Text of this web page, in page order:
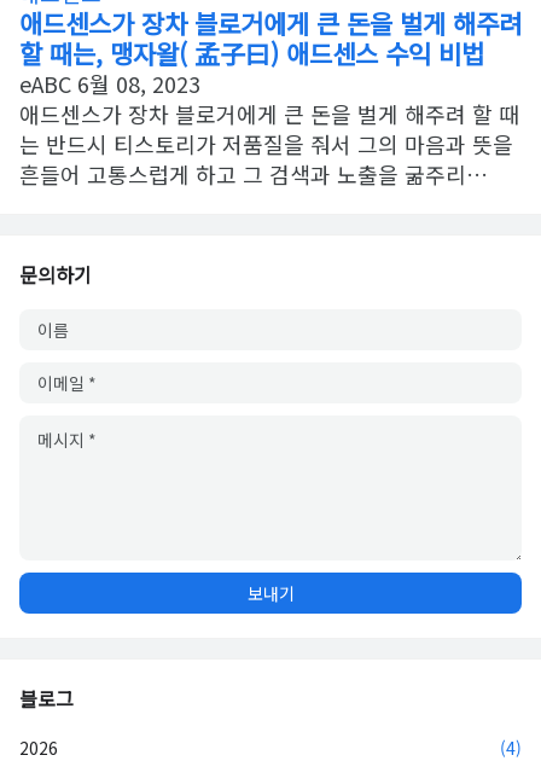
애드센스가 장차 블로거에게 큰 돈을 벌게 해주려
할 때는, 맹자왈( 孟子曰) 애드센스 수익 비법
eABC 6월 08, 2023
애드센스가 장차 블로거에게 큰 돈을 벌게 해주려 할 때
는 반드시 티스토리가 저품질을 줘서 그의 마음과 뜻을
흔들어 고통스럽게 하고 그 검색과 노출을 굶주리…
문의하기
블로그
2026 (4)